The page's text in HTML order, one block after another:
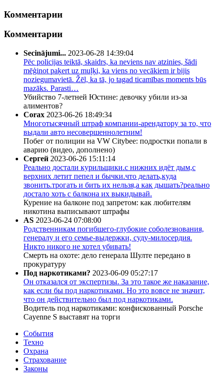
Комментарии
Комментарии
Secinājumi... 2023-06-28 14:39:04
Pēc policijas teiktā, skaidrs, ka neviens nav atzinies, šādi
mēģinot paķert uz muļķi, ka viens no vecākiem ir bijis
noziegumavietā. Žēl, ka tā, jo tagad ticamības moments būs
mazāks. Parasti…
Убийство 7-летней Юстине: девочку убили из-за
алиментов?
Corax 2023-06-26 18:49:34
Многотысячный штраф компании-арендатору за то, что
выдали авто несовершеннолетним!
Побег от полиции на VW Citybee: подростки попали в
аварию (видео, дополнено)
Сергей 2023-06-26 15:11:14
Реально достали курильщики.с нижних идёт дым,с
верхних летит пепел и бычки.что делать,куда
звонить.трогать и бить их нельзя,а как дышать?реально
достало хоть с балкона их выкидывай.
Курение на балконе под запретом: как любителям
никотина выписывают штрафы
AS 2023-06-24 07:08:00
Родственникам погибшего-глубокие соболезнования,
генералу и его семье-выдержки, суду-милосердия.
Никто никого не хотел убивать!
Смерть на охоте: дело генерала Шулте передано в
прокуратуру
Под наркотиками? 2023-06-09 05:27:17
Он отказался от экспертизы. За это такое же наказание,
как если бы под наркотиками. Но это вовсе не значит,
что он действительно был под наркотиками.
Водитель под наркотиками: конфискованный Porsche
Cayenne S выставят на торги
События
Техно
Охрана
Страхование
Законы